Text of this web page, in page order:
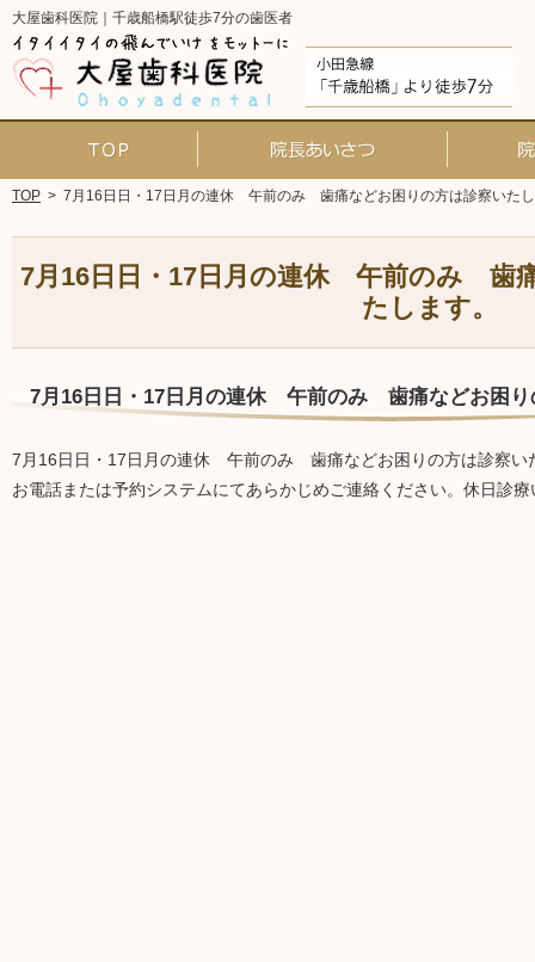
7月16日日・17日月の連休 午前のみ 歯
たします。
大屋歯科医院｜千歳船橋駅徒歩7分の歯医者
7月16日日・17日月の連休 午前のみ 歯痛などお困り
7月16日日・17日月の連休 午前のみ 歯痛などお困りの方は診察い
お電話または予約システムにてあらかじめご連絡ください。休日診
ホーム 院長あいさ
TOP > 7月16日日・17日月の連休 午前のみ 歯痛などお困りの方は診察いた